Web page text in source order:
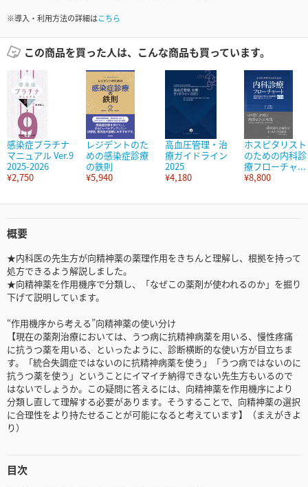
※導入・利用方法の詳細はこちら
この商品を買った人は、こんな商品も買っています。
感染症プラチナ
マニュアル Ver.9
2025-2026
¥2,750
レジデントのた
めの感染症診療
の鉄則
¥5,940
高血圧管理・治
療ガイドライン
2025
¥4,180
ホスピタリスト
のための内科診
療フローチャ...
¥8,800
概要
★内科医の先生方が向精神薬の薬理作用をきちんと理解し、根拠を持って
処方できるよう解説しました。
★向精神薬を作用機序で分類し、「なぜこの薬剤が使われるのか」を掘り
下げて説明しています。
“作用機序から考える”向精神薬の使い分け
【現在の薬剤治療においては、うつ病に抗精神病薬を用いる、慢性疼痛
に抗うつ薬を用いる、といったように、診断横断的な使い方が目立ちま
す。「統合失調症ではないのに抗精神病薬を使う」「うつ病ではないのに
抗うつ薬を使う」ということにイマイチ納得できない先生方もいるので
はないでしょうか。この疑問に答えるには、向精神薬を作用機序により
分類し直して理解する必要があります。そうすることで、向精神薬の選択
に合理性をより持たせることが可能になると考えています】（まえがきよ
り）
目次